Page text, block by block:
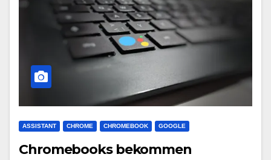
ASSISTANT CHROME CHROMEBOOK GOOGLE
Chromebooks bekommen